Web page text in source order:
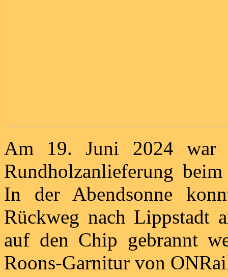
Am 19. Juni 2024
Rundholzanlieferung
In der Abendsonne
Rückweg nach Lippstadt
auf den Chip gebrannt
Roons-Garnitur von